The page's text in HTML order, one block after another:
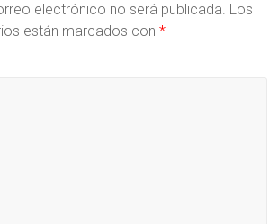
electrónico no será publicada. Los
están marcados con*